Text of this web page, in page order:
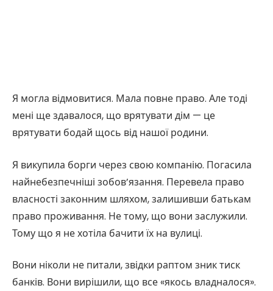
Я могла відмовитися. Мала повне право. Але тоді
мені ще здавалося, що врятувати дім — це
врятувати бодай щось від нашої родини.
Я викупила борги через свою компанію. Погасила
найнебезпечніші зобов’язання. Перевела право
власності законним шляхом, залишивши батькам
право проживання. Не тому, що вони заслужили.
Тому що я не хотіла бачити їх на вулиці.
Вони ніколи не питали, звідки раптом зник тиск
банків. Вони вирішили, що все «якось владналося».